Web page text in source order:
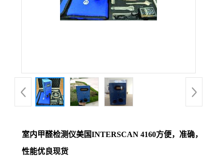
品
厅
室内甲醛检测仪美国INTERSCAN 4160方便，准确，
性能优良现货